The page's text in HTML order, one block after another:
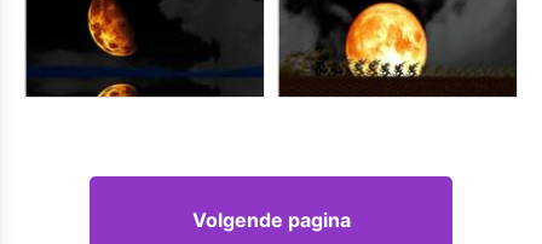
Volgende pagina